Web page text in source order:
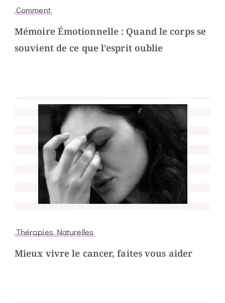
Comment
Mémoire Émotionnelle : Quand le corps se
souvient de ce que l’esprit oublie
Thérapies Naturelles
Mieux vivre le cancer, faites vous aider